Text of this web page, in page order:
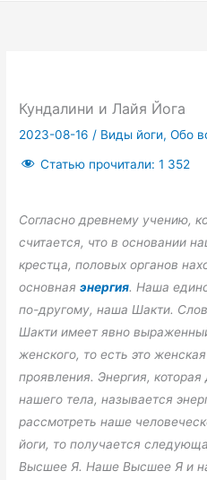
Кундалини и Лайя Йога
2023-08-16 / Виды йоги,Обо
Статью прочитали: 1 352
Согласно древнему учению,
считается, что в основании
крестца, половых органов
основнаяэнергия. Наша
по-другому, наша Шакти.
Шакти имеет явно
женского, то есть это
проявления. Энергия,
нашего тела, называется
рассмотреть наше
йоги, то получается
Высшее Я. Наше Высшее Я и